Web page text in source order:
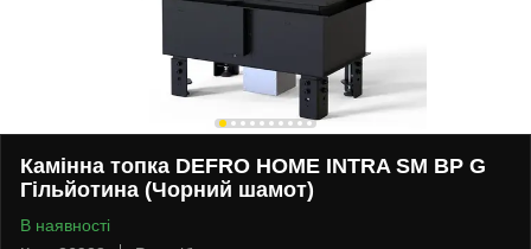
Камінна топка DEFRO HOME INTRA SM BP G
Гільйотина (Чорний шамот)
В наявності